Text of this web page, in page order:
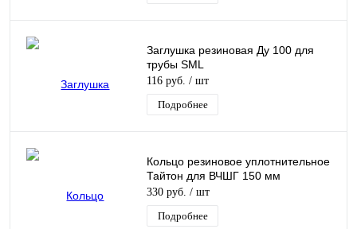
Заглушка резиновая Ду 100 для
трубы SML
116 руб. / шт
Подробнее
Кольцо резиновое уплотнительное
Тайтон для ВЧШГ 150 мм
330 руб. / шт
Подробнее